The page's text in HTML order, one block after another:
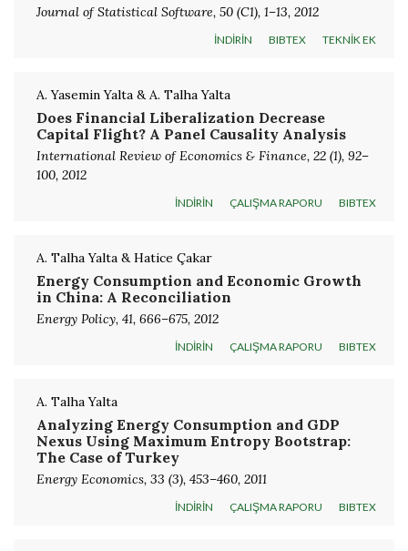
Journal of Statistical Software, 50 (C1), 1–13, 2012
İNDİRİN BIBTEX TEKNİK EK
A. Yasemin Yalta & A. Talha Yalta
Does Financial Liberalization Decrease
Capital Flight? A Panel Causality Analysis
International Review of Economics & Finance, 22 (1), 92–
100, 2012
İNDİRİN ÇALIŞMA RAPORU BIBTEX
A. Talha Yalta & Hatice Çakar
Energy Consumption and Economic Growth
in China: A Reconciliation
Energy Policy, 41, 666–675, 2012
İNDİRİN ÇALIŞMA RAPORU BIBTEX
A. Talha Yalta
Analyzing Energy Consumption and GDP
Nexus Using Maximum Entropy Bootstrap:
The Case of Turkey
Energy Economics, 33 (3), 453–460, 2011
İNDİRİN ÇALIŞMA RAPORU BIBTEX